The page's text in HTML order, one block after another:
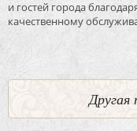
и гостей города
качественному
Другая